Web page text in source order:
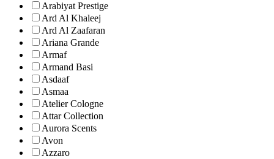
Arabiyat Prestige
Ard Al Khaleej
Ard Al Zaafaran
Ariana Grande
Armaf
Armand Basi
Asdaaf
Asmaa
Atelier Cologne
Attar Collection
Aurora Scents
Avon
Azzaro